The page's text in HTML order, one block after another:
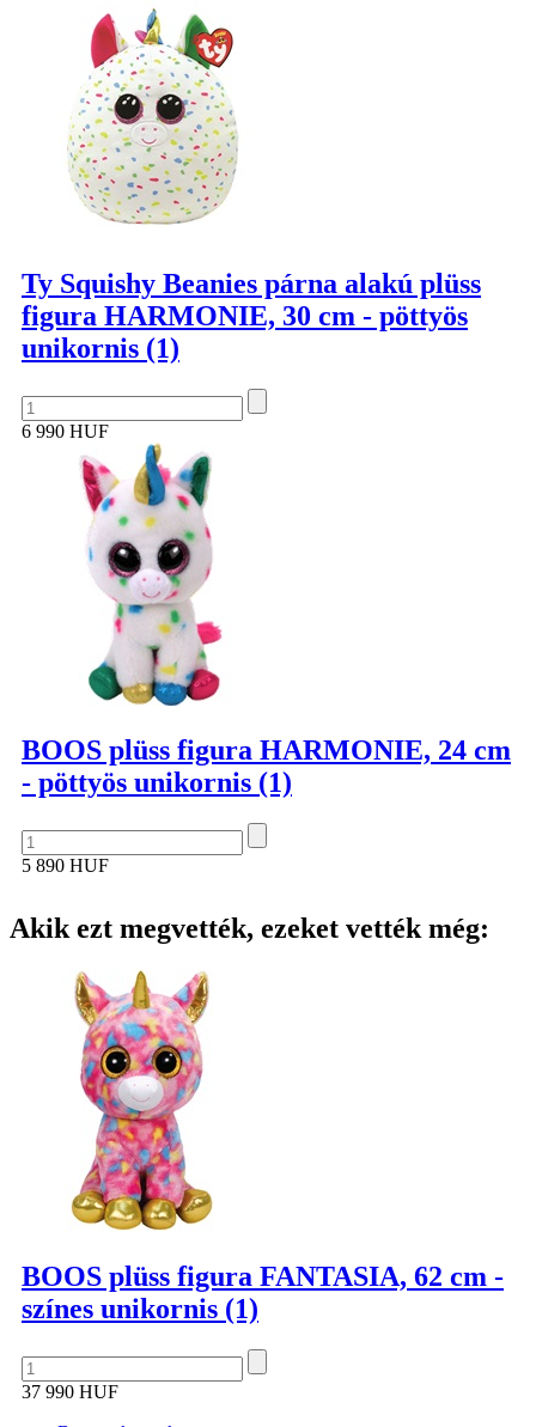
Ty Squishy Beanies párna alakú plüss
figura HARMONIE, 30 cm - pöttyös
unikornis (1)
6 990 HUF
BOOS plüss figura HARMONIE, 24 cm
- pöttyös unikornis (1)
5 890 HUF
Akik ezt megvették, ezeket vették még:
BOOS plüss figura FANTASIA, 62 cm -
színes unikornis (1)
37 990 HUF